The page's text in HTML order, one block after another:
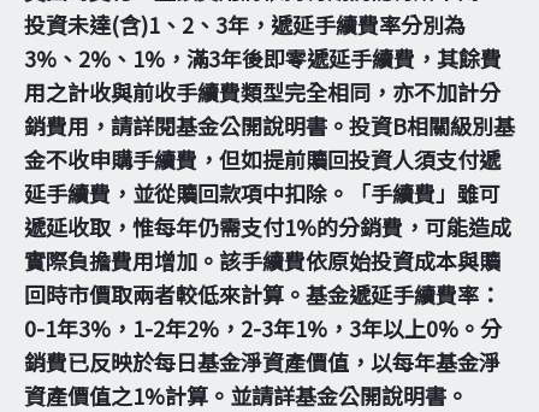
投資未達(含)1、2、3年，遞延手續費率分別為
3%、2%、1%，滿3年後即零遞延手續費，其餘費
用之計收與前收手續費類型完全相同，亦不加計分
銷費用，請詳閱基金公開說明書。投資B相關級別基
金不收申購手續費，但如提前贖回投資人須支付遞
延手續費，並從贖回款項中扣除。「手續費」雖可
遞延收取，惟每年仍需支付1%的分銷費，可能造成
實際負擔費用增加。該手續費依原始投資成本與贖
回時市價取兩者較低來計算。基金遞延手續費率：
0-1年3%，1-2年2%，2-3年1%，3年以上0%。分
銷費已反映於每日基金淨資產價值，以每年基金淨
資產價值之1%計算。並請詳基金公開說明書。